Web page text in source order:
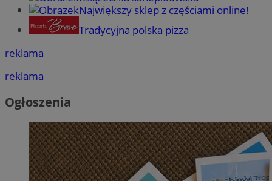
Największy sklep z częściami online!
Tradycyjna polska pizza
reklama
reklama
Ogłoszenia